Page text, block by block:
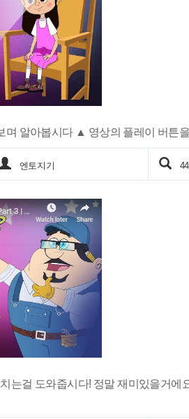
며 알아봅시다 ▲ 영상의 플레이 버튼
엔토지기
는걸 도와줍시다! 정말 재미있을거에